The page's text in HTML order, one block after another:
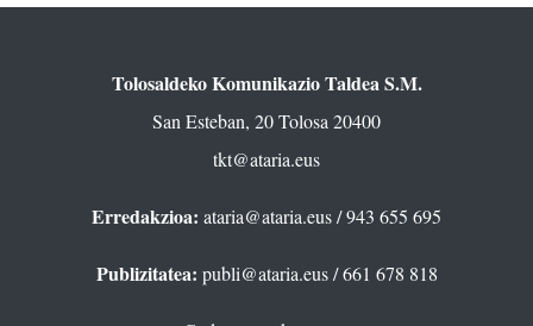
Tolosaldeko Komunikazio Taldea S.M.
San Esteban, 20 Tolosa 20400
tkt@ataria.eus
Erredakzioa: ataria@ataria.eus/ 943 655 695
Publizitatea: publi@ataria.eus/ 661 678 818